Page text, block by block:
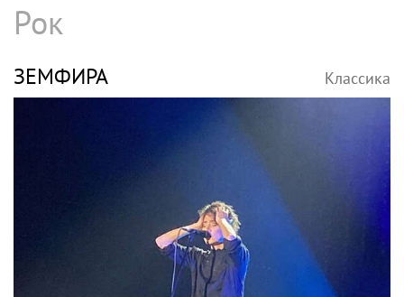
Рок
ЗЕМФИРА Классика